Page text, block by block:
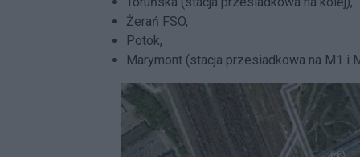
Żerań FSO,
Potok,
Marymont (stacja przesiadkowa na M1 i